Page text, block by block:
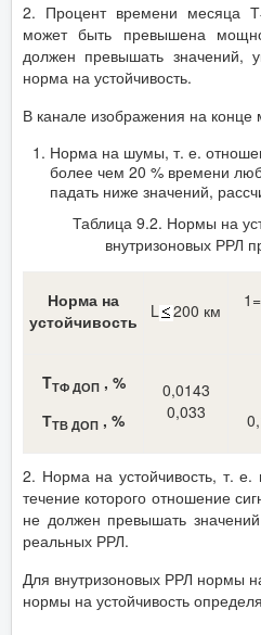
2. Процент времени месяца Т
может быть превышена
должен превышать значений,
норма на устойчивость.
В канале изображения на конце
Норма на шумы, т. е.
более чем 20 % времени
падать ниже значений,
Таблица 9.2. Нормы на
внутризоновых РРЛ
Норма на
устойчивость
L 200 км
TТФ ДОП, %
ТТВ ДОП , %
0,0143
0,033
2. Норма на устойчивость, т.
течение которого отношение
не должен превышать
реальных РРЛ.
Для внутризоновых РРЛ нормы
нормы на устойчивость